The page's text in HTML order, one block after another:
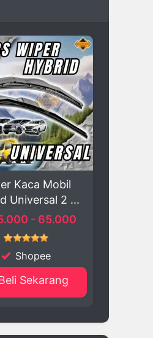
Perawatan
Anti Asap Nge...
- 161.200
Shopee
Beli Sekarang